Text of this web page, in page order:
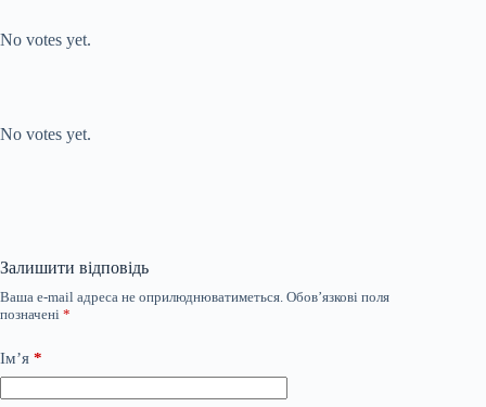
No votes yet.
No votes yet.
Залишити відповідь
Ваша e-mail адреса не оприлюднюватиметься. Обов’язкові поля
позначені *
Ім’я *